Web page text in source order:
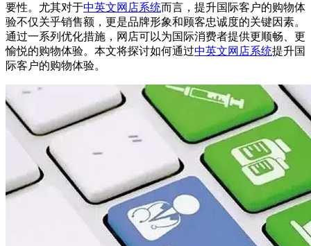
要性。尤其对于中英文网店系统而言，提升国际客户的购物体
验不仅关乎销售额，更是品牌形象和顾客忠诚度的关键因素。
通过一系列优化措施，网店可以为国际消费者提供更顺畅、更
愉悦的购物体验。本文将探讨如何通过中英文网店系统提升国
际客户的购物体验。